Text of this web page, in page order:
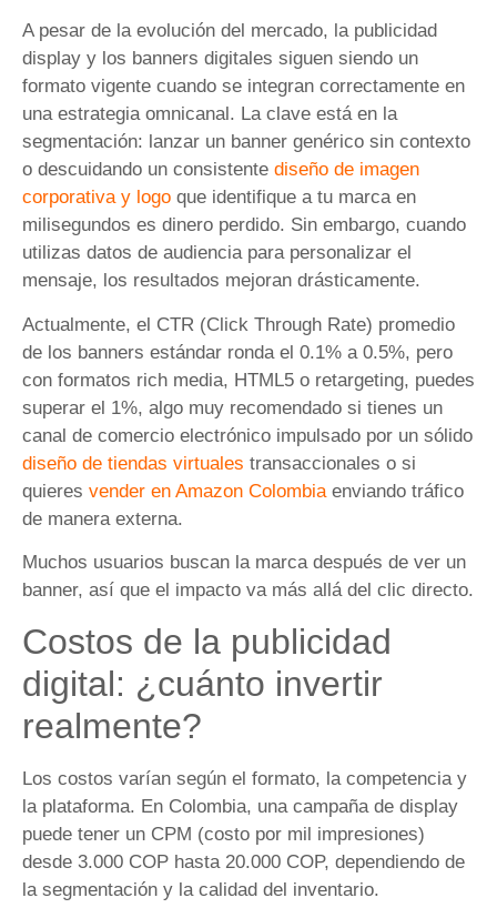
A pesar de la evolución del mercado, la publicidad
display y los banners digitales siguen siendo un
formato vigente cuando se integran correctamente en
una estrategia omnicanal. La clave está en la
segmentación: lanzar un banner genérico sin contexto
o descuidando un consistente diseño de imagen
corporativa y logo que identifique a tu marca en
milisegundos es dinero perdido. Sin embargo, cuando
utilizas datos de audiencia para personalizar el
mensaje, los resultados mejoran drásticamente.
Actualmente, el CTR (Click Through Rate) promedio
de los banners estándar ronda el 0.1% a 0.5%, pero
con formatos rich media, HTML5 o retargeting, puedes
superar el 1%, algo muy recomendado si tienes un
canal de comercio electrónico impulsado por un sólido
diseño de tiendas virtuales transaccionales o si
quieres vender en Amazon Colombia enviando tráfico
de manera externa.
Muchos usuarios buscan la marca después de ver un
banner, así que el impacto va más allá del clic directo.
Costos de la publicidad
digital: ¿cuánto invertir
realmente?
Los costos varían según el formato, la competencia y
la plataforma. En Colombia, una campaña de display
puede tener un CPM (costo por mil impresiones)
desde 3.000 COP hasta 20.000 COP, dependiendo de
la segmentación y la calidad del inventario.